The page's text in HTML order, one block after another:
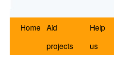
Home Aid
projects
Help
us